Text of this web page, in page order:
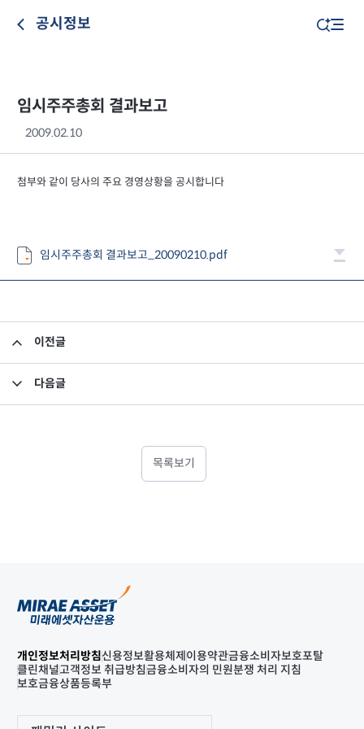
공시정보
임시주주총회 결과보고
2009.02.10
첨부와 같이 당사의 주요 경영상황을 공시합니다
임시주주총회 결과보고_20090210.pdf
이전글
다음글
목록보기
개인정보처리방침신용정보활용체제 이용약관금융소비자보호포탈
클린채널고객정보 취급방침금융소비자의 민원분쟁 처리 지침
보호금융상품등록부